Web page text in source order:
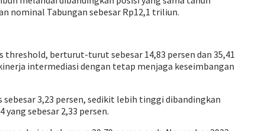
nominal Tabungan sebesar Rp12,1 triliun.
threshold, berturut-turut sebesar 14,83 persen dan 35,41
intermediasi dengan tetap menjaga keseimbangan
3,23 persen, sedikit lebih tinggi dibandingkan
sebesar 2,33 persen.